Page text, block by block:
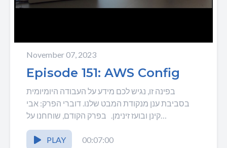
November 07, 2023
Episode 151: AWS Config
בפינה זו, נגיש לכם מידע על העבודה היומיומית
בסביבת ענן מנקודת המבט שלנו. דוברי הפרק: אבי
קינן ובועז זינימן. בפרק הקודם, שוחחנו על
התאוששות...
PLAY
00:07:00